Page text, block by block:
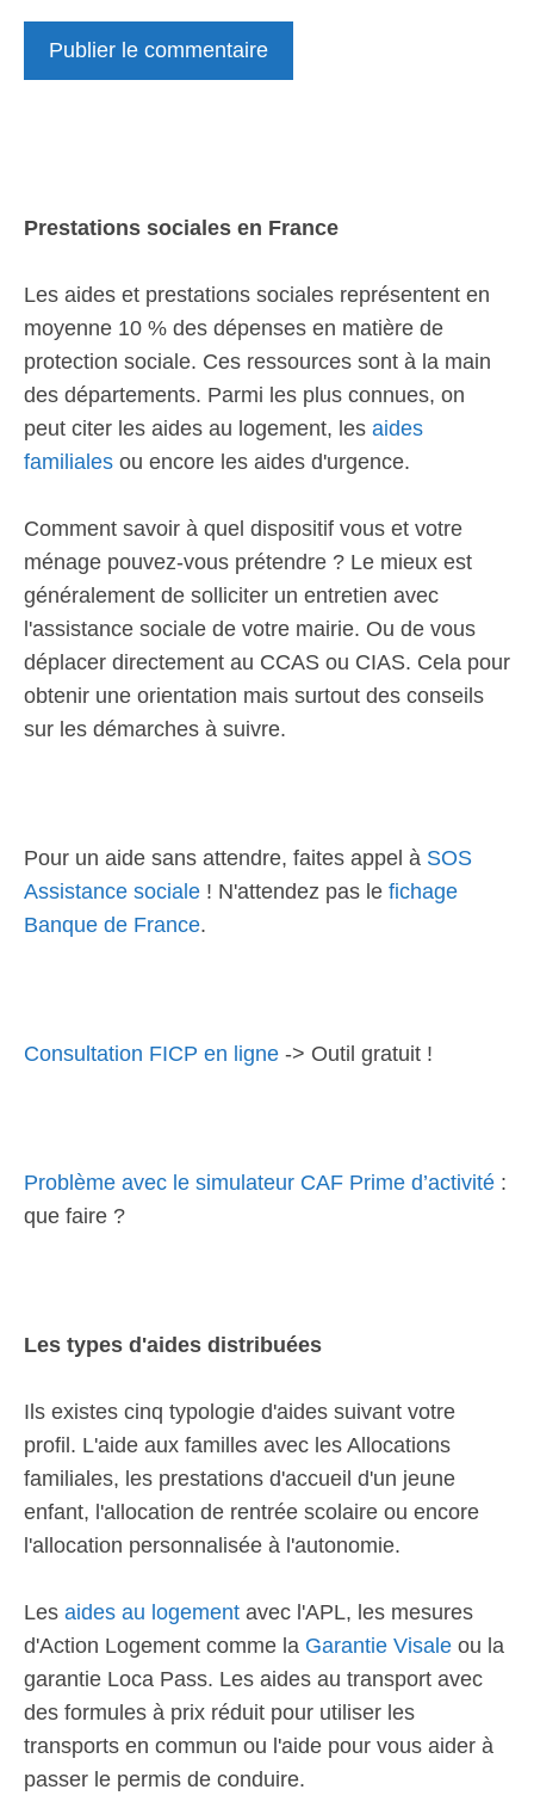
Prestations sociales en France
Les aides et prestations sociales représentent en
moyenne 10 % des dépenses en matière de
protection sociale. Ces ressources sont à la main
des départements. Parmi les plus connues, on
peut citer les aides au logement, les aides
familiales ou encore les aides d'urgence.
Comment savoir à quel dispositif vous et votre
ménage pouvez-vous prétendre ? Le mieux est
généralement de solliciter un entretien avec
l'assistance sociale de votre mairie. Ou de vous
déplacer directement au CCAS ou CIAS. Cela pour
obtenir une orientation mais surtout des conseils
sur les démarches à suivre.
Pour un aide sans attendre, faites appel à SOS
Assistance sociale ! N'attendez pas le fichage
Banque de France.
Consultation FICP en ligne -> Outil gratuit !
Problème avec le simulateur CAF Prime d’activité :
que faire ?
Les types d'aides distribuées
Ils existes cinq typologie d'aides suivant votre
profil. L'aide aux familles avec les Allocations
familiales, les prestations d'accueil d'un jeune
enfant, l'allocation de rentrée scolaire ou encore
l'allocation personnalisée à l'autonomie.
Les aides au logement avec l'APL, les mesures
d'Action Logement comme la Garantie Visale ou la
garantie Loca Pass. Les aides au transport avec
des formules à prix réduit pour utiliser les
transports en commun ou l'aide pour vous aider à
passer le permis de conduire.